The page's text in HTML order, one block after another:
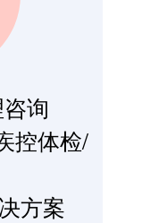
询
控体检/
方案